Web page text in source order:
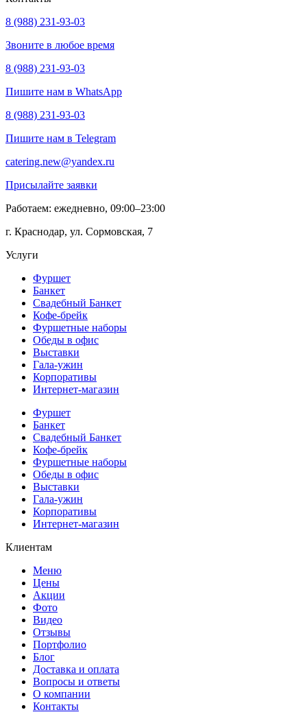
8 (988) 231-93-03
Звоните в любое время
8 (988) 231-93-03
Пишите нам в WhatsApp
8 (988) 231-93-03
Пишите нам в Telegram
catering.new@yandex.ru
Присылайте заявки
Работаем: ежедневно, 09:00–23:00
г. Краснодар, ул. Сормовская, 7
Услуги
Фуршет
Банкет
Свадебный Банкет
Кофе-брейк
Фуршетные наборы
Обеды в офис
Выставки
Гала-ужин
Корпоративы
Интернет-магазин
Фуршет
Банкет
Свадебный Банкет
Кофе-брейк
Фуршетные наборы
Обеды в офис
Выставки
Гала-ужин
Корпоративы
Интернет-магазин
Клиентам
Меню
Цены
Акции
Фото
Видео
Отзывы
Портфолио
Блог
Доставка и оплата
Вопросы и ответы
О компании
Контакты